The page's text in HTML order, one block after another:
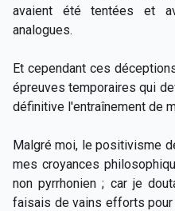
avaient été tentées et
analogues.
Et cependant ces
épreuves temporaires qui
définitive l'entraînement de
Malgré moi, le positivisme
mes croyances
non pyrrhonien ; car je
faisais de vains efforts